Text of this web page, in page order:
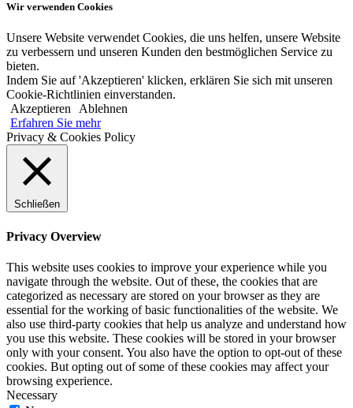
Wir verwenden Cookies
Unsere Website verwendet Cookies, die uns helfen, unsere Website
zu verbessern und unseren Kunden den bestmöglichen Service zu
bieten.
Indem Sie auf 'Akzeptieren' klicken, erklären Sie sich mit unseren
Cookie-Richtlinien einverstanden.
Akzeptieren
Ablehnen
Erfahren Sie mehr
Privacy & Cookies Policy
Schließen
Privacy Overview
This website uses cookies to improve your experience while you
navigate through the website. Out of these, the cookies that are
categorized as necessary are stored on your browser as they are
essential for the working of basic functionalities of the website. We
also use third-party cookies that help us analyze and understand how
you use this website. These cookies will be stored in your browser
only with your consent. You also have the option to opt-out of these
cookies. But opting out of some of these cookies may affect your
browsing experience.
Necessary